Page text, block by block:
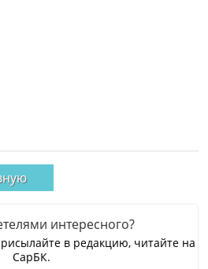
интересного?
в редакцию, читайте на
СарБК.